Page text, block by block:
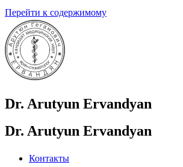
Перейти к содержимому
Dr. Arutyun Ervandyan
Dr. Arutyun Ervandyan
Контакты